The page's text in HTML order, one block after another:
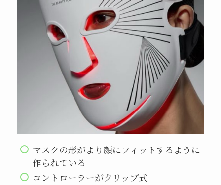
マスクの形がより顔にフィットするように
作られている
コントローラーがクリップ式